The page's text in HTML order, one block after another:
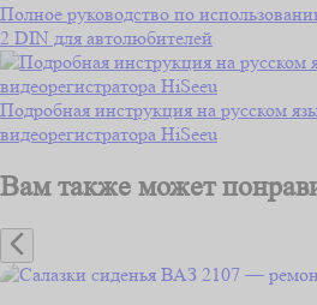
Полное руководство по
2 DIN для автолюбителей
Подробная инструкция на русском
видеорегистратора HiSeeu
Вам также может